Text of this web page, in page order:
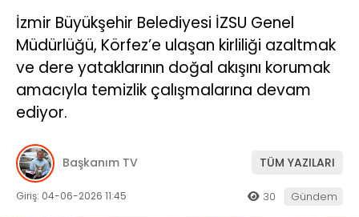
İzmir Büyükşehir Belediyesi İZSU Genel
Müdürlüğü, Körfez’e ulaşan kirliliği azaltmak
ve dere yataklarının doğal akışını korumak
amacıyla temizlik çalışmalarına devam
ediyor.
Başkanım TV TÜM YAZILARI
Giriş: 04-06-2026 11:45 30 Gündem